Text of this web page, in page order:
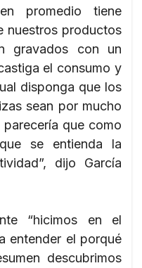
promedio tiene
nuestros productos
gravados con un
el consumo y
disponga que los
sean por mucho
que como
se entienda la
dijo García
“hicimos en el
entender el porqué
descubrimos